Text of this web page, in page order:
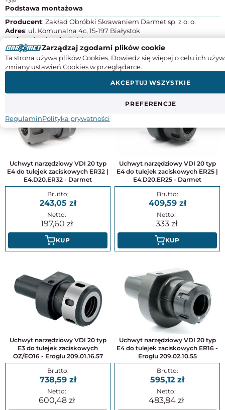
Podstawa montażowa
Producent: Zakład Obróbki Skrawaniem Darmet sp. z o. o.
Adres: ul. Komunalna 4c, 15-197 Białystok
Kraj pochodzenia: Polska
Kontakt: +48 85 653 86 70, handel@darmet.com.pl
DO TEGO PRODUKTU POLECAMY
Uchwyt narzędziowy VDI 20 typ
E4 do tulejek zaciskowych ER32 |
E4.D20.ER32 - Darmet
243,05
197,60
KUP
Uchwyt narzędziowy VDI 20 typ
E4 do tulejek zaciskowych ER25 |
E4.D20.ER25 - Darmet
409,59
333
KUP
Uchwyt narzędziowy VDI 20 typ
E3 do tulejek zaciskowych
OZ/EO16 - Eroglu 209.01.16.57
738,59
600,48
Uchwyt narzędziowy VDI 20 typ
E4 do tulejek zaciskowych ER16 -
Eroglu 209.02.10.55
595,12
483,84
Zarządzaj zgodami plików cookie
Ta strona używa plików Cookies. Dowiedz się więcej o celu ich
zmiany ustawień Cookies w przeglądarce.
PREFERENCJE
AKCEPTUJ WSZYSTKIE
RegulaminPolityka prywatności